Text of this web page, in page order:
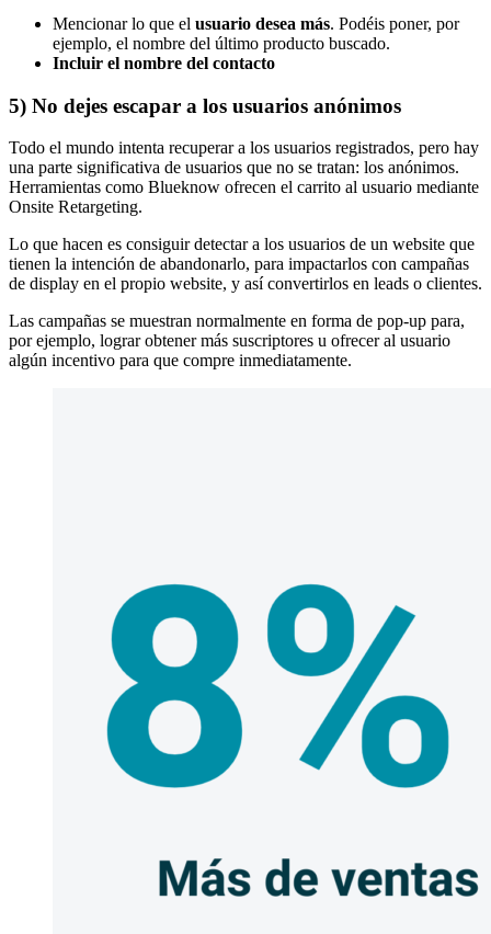
Mencionar lo que el usuario desea más. Podéis poner, por
ejemplo, el nombre del último producto buscado.
Incluir el nombre del contacto
5) No dejes escapar a los usuarios anónimos
Todo el mundo intenta recuperar a los usuarios registrados, pero hay
una parte significativa de usuarios que no se tratan: los anónimos.
Herramientas como Blueknow ofrecen el carrito al usuario mediante
Onsite Retargeting.
Lo que hacen es consiguir detectar a los usuarios de un website que
tienen la intención de abandonarlo, para impactarlos con campañas
de display en el propio website, y así convertirlos en leads o clientes.
Las campañas se muestran normalmente en forma de pop-up para,
por ejemplo, lograr obtener más suscriptores u ofrecer al usuario
algún incentivo para que compre inmediatamente.